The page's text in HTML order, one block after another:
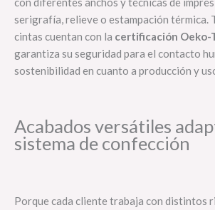
serigrafía, relieve o estampación térmica.
cintas cuentan con la certificación Oeko-
garantiza su seguridad para el contacto
sostenibilidad en cuanto a producción y
Acabados versátiles
sistema de confección
Porque cada cliente trabaja con distintos